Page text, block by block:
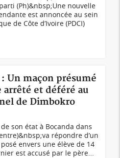
(Ph)&nbsp;Une nouvelle
est annoncée au sein
de Côte d’Ivoire (PDCI)
Un maçon présumé
et déféré au
de Dimbokro
son état à Bocanda dans
répondre d’un
envers une élève de 14
est accusé par le père...